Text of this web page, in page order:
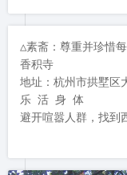
△素斋：尊重并珍惜
香积寺
地址：杭州市拱墅区
乐 活 身 体
避开喧嚣人群，找到